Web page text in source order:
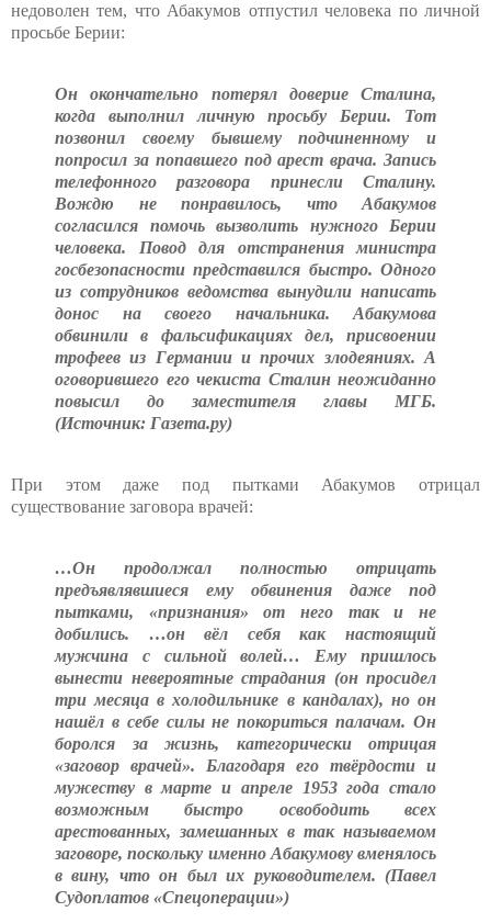
недоволен тем, что Абакумов отпустил человека по личной
просьбе Берии:
Он окончательно потерял доверие Сталина,
когда выполнил личную просьбу Берии. Тот
позвонил своему бывшему подчиненному и
попросил за попавшего под арест врача. Запись
телефонного разговора принесли Сталину.
Вождю не понравилось, что Абакумов
согласился помочь вызволить нужного Берии
человека. Повод для отстранения министра
госбезопасности представился быстро. Одного
из сотрудников ведомства вынудили написать
донос на своего начальника. Абакумова
обвинили в фальсификациях дел, присвоении
трофеев из Германии и прочих злодеяниях. А
оговорившего его чекиста Сталин неожиданно
повысил до заместителя главы МГБ.
(Источник: Газета.ру)
При этом даже под пытками Абакумов отрицал
существование заговора врачей:
…Он продолжал полностью отрицать
предъявлявшиеся ему обвинения даже под
пытками, «признания» от него так и не
добились. …он вёл себя как настоящий
мужчина с сильной волей… Ему пришлось
вынести невероятные страдания (он просидел
три месяца в холодильнике в кандалах), но он
нашёл в себе силы не покориться палачам. Он
боролся за жизнь, категорически отрицая
«заговор врачей». Благодаря его твёрдости и
мужеству в марте и апреле 1953 года стало
возможным быстро освободить всех
арестованных, замешанных в так называемом
заговоре, поскольку именно Абакумову вменялось
в вину, что он был их руководителем. (Павел
Судоплатов «Спецоперации»)